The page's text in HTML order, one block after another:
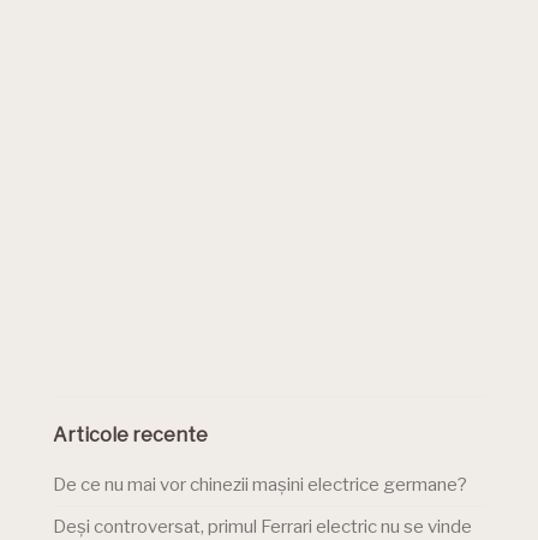
Articole recente
De ce nu mai vor chinezii mașini electrice germane?
Deși controversat, primul Ferrari electric nu se vinde